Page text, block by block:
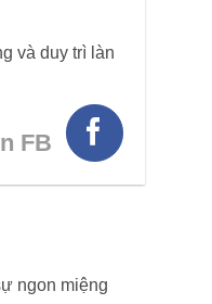
và duy trì làn
FB
ngon miệng